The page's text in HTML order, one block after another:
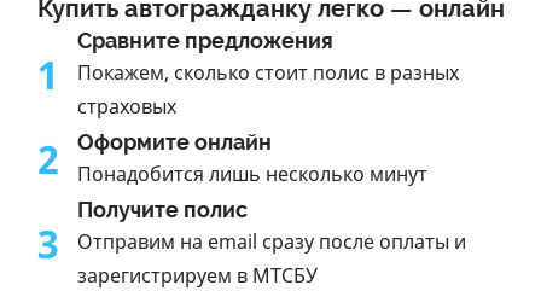
Купить автогражданку легко — онлайн
1
Сравните предложения
Покажем, сколько стоит полис в разных
страховых
2 Оформите онлайн
Понадобится лишь несколько минут
3
Получите полис
Отправим на email сразу после оплаты и
зарегистрируем в МТСБУ